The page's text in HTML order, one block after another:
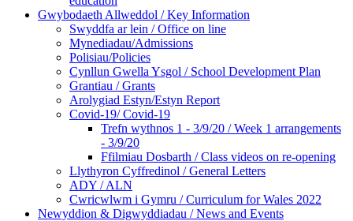
Gwybodaeth Allweddol / Key Information
Swyddfa ar lein / Office on line
Mynediadau/Admissions
Polisiau/Policies
Cynllun Gwella Ysgol / School Development Plan
Grantiau / Grants
Arolygiad Estyn/Estyn Report
Covid-19/ Covid-19
Trefn wythnos 1 - 3/9/20 / Week 1 arrangements
- 3/9/20
Ffilmiau Dosbarth / Class videos on re-opening
Llythyron Cyffredinol / General Letters
ADY / ALN
Cwricwlwm i Gymru / Curriculum for Wales 2022
Newyddion & Digwyddiadau / News and Events